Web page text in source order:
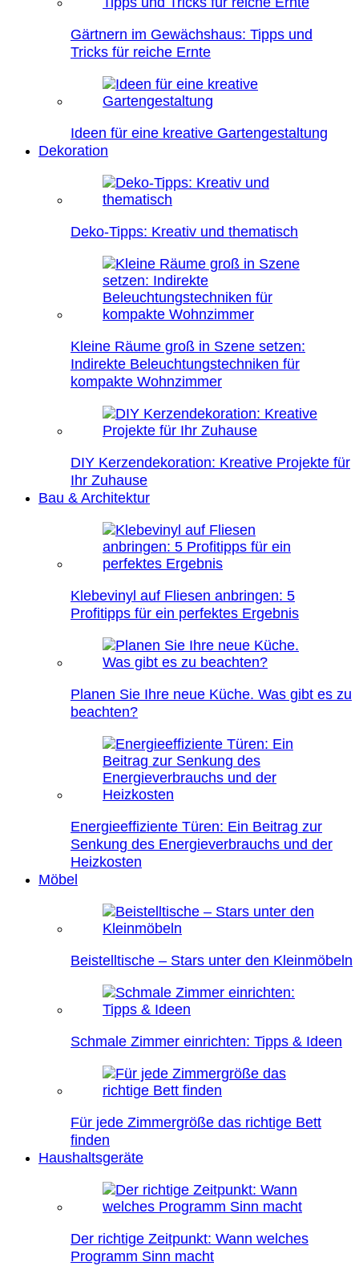
Gärtnern im Gewächshaus: Tipps und
Tricks für reiche Ernte
Ideen für eine kreative Gartengestaltung
Dekoration
Deko-Tipps: Kreativ und thematisch
Kleine Räume groß in Szene setzen:
Indirekte Beleuchtungstechniken für
kompakte Wohnzimmer
DIY Kerzendekoration: Kreative Projekte für
Ihr Zuhause
Bau & Architektur
Klebevinyl auf Fliesen anbringen: 5
Profitipps für ein perfektes Ergebnis
Planen Sie Ihre neue Küche. Was gibt es zu
beachten?
Energieeffiziente Türen: Ein Beitrag zur
Senkung des Energieverbrauchs und der
Heizkosten
Möbel
Beistelltische – Stars unter den Kleinmöbeln
Schmale Zimmer einrichten: Tipps & Ideen
Für jede Zimmergröße das richtige Bett
finden
Haushaltsgeräte
Der richtige Zeitpunkt: Wann welches
Programm Sinn macht